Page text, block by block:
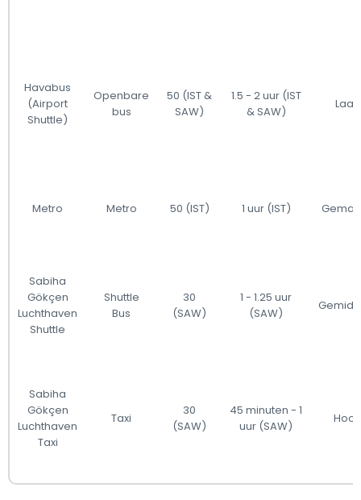
Havabus
(Airport
Shuttle)
Openbare
bus
50 (IST &
SAW)
1.5 - 2 uur (IST
& SAW)
Laag
Metro Metro 50 (IST) 1 uur (IST)
Sabiha
Gökçen
Luchthaven
Shuttle
Shuttle
Bus
30
(SAW)
1 - 1.25 uur
(SAW)
Sabiha
Gökçen
Luchthaven
Taxi
Taxi
30
(SAW)
45 minuten - 1
uur (SAW)